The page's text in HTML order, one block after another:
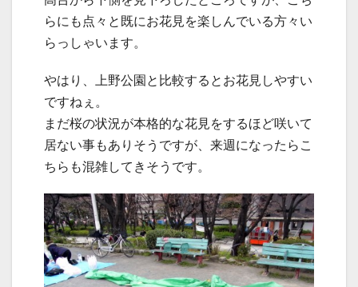
らにも点々と既にお花見を楽しんでいる方々い
らっしゃいます。
やはり、上野公園と比較するとお花見しやすい
ですねぇ。
まだ桜の状況が本格的な花見をするほど咲いて
居ない事もありそうですが、来週になったらこ
ちらも混雑してきそうです。